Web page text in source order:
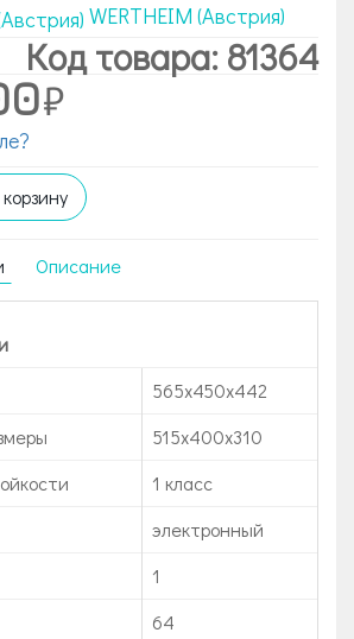
WERTHEIM (Австрия)
Код товара: 81364
Описание
565х450х442
515х400х310
1 класс
электронный
1
64